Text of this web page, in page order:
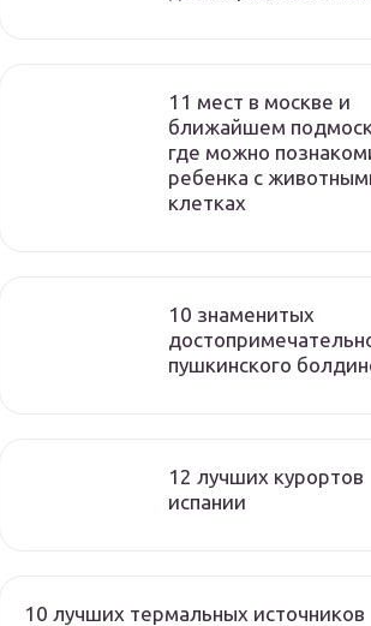
11 мест в москве и
ближайшем
где можно
ребенка с
клетках
10 знаменитых
пушкинского
12 лучших курортов
испании
10 лучших термальных источников